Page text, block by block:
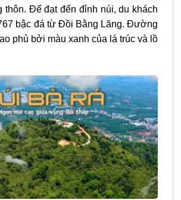
thôn. Để đạt đến đỉnh núi, du khách
bậc đá từ Đồi Bằng Lăng. Đường
phủ bởi màu xanh của lá trúc và lồ